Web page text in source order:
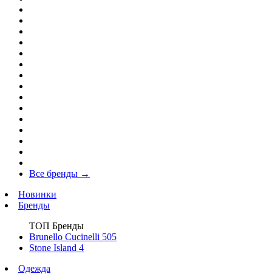
Все бренды →
Новинки
Бренды
ТОП Бренды
Brunello Cucinelli 505
Stone Island 4
Одежда